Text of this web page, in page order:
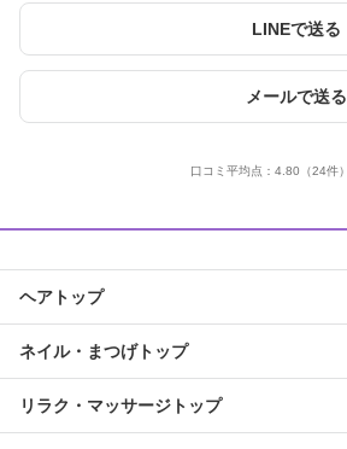
LINEで送る
メールで送る
口コミ平均点： 4.80 （24件）
ヘアトップ
ネイル・まつげトップ
リラク・マッサージトップ